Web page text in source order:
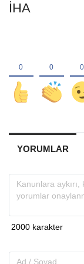
İHA
YORUMLAR